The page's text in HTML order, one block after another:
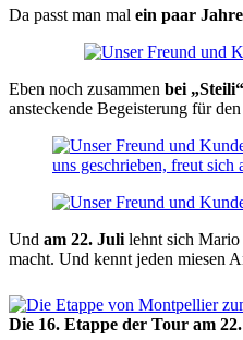
Da passt man mal ein paar Jahre
Eben noch zusammen bei „Steili“
ansteckende Begeisterung für
Und am 22. Juli lehnt sich
macht. Und kennt jeden miesen
Die 16. Etappe der Tour am